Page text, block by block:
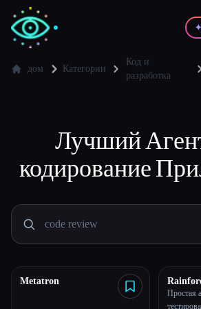
✦
Разработчики 📈
Сравнить инструменты
дом Категории
Код и
разработка
Лучший
кодирование
Metatron
Простая